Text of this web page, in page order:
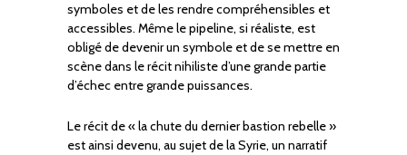
symboles et de les rendre compréhensibles et
accessibles. Même le pipeline, si réaliste, est
obligé de devenir un symbole et de se mettre en
scène dans le récit nihiliste d’une grande partie
d’échec entre grande puissances.
Le récit de « la chute du dernier bastion rebelle »
est ainsi devenu, au sujet de la Syrie, un narratif